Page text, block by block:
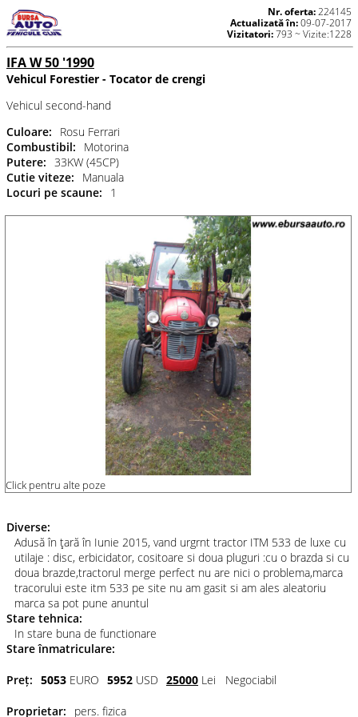
Nr. oferta:224145
Actualizată în:09-07-2017
Vizitatori:793 ~ Vizite:1228
IFA W 50 '1990
Vehicul Forestier - Tocator de crengi
Vehicul second-hand
Culoare:
Rosu Ferrari
Combustibil:
Motorina
Putere:
33KW (45CP)
Cutie viteze:
Manuala
Locuri pe scaune:
1
Click pentru alte poze
Diverse:
Adusă în ţară în Iunie 2015, vand urgrnt tractor ITM 533 de luxe cu
utilaje : disc, erbicidator, cositoare si doua pluguri :cu o brazda si cu
doua brazde,tractorul merge perfect nu are nici o problema,marca
tracorului este itm 533 pe site nu am gasit si am ales aleatoriu
marca sa pot pune anuntul
Stare tehnica:
In stare buna de functionare
Stare înmatriculare:
Preț: 5053 EURO 5952 USD 25000 Lei Negociabil
Proprietar: pers. fizica